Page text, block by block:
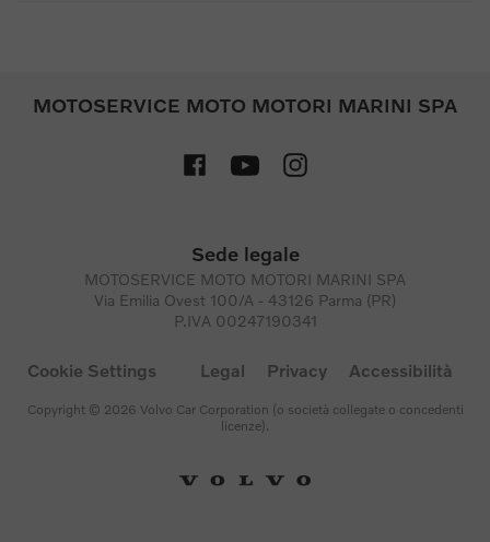
MOTOSERVICE MOTO MOTORI MARINI SPA
Sede legale
MOTOSERVICE MOTO MOTORI MARINI SPA
Via Emilia Ovest 100/A - 43126 Parma (PR)
P.IVA 00247190341
Cookie Settings Legal Privacy Accessibilità
Copyright © 2026 Volvo Car Corporation (o società collegate o concedenti
licenze).